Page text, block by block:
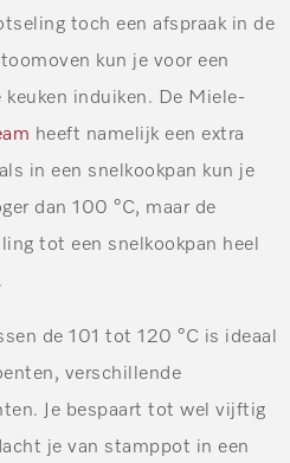
toch een afspraak in de
kun je voor een
induiken. De Miele-
heeft namelijk een extra
in een snelkookpan kun je
dan 100 °C, maar de
tot een snelkookpan heel
de 101 tot 120 °C is ideaal
verschillende
Je bespaart tot wel vijftig
je van stamppot in een